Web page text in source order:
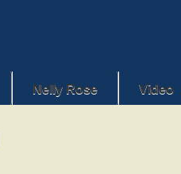
Nelly Rose Video